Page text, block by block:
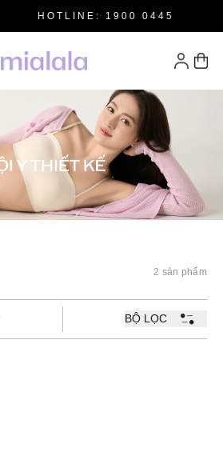
HOTLINE: 1900 0445
2 sản phẩm
BỘ LỌC